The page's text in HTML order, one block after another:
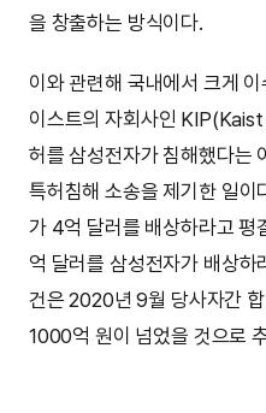
을 창출하는 방식이다.
이와 관련해 국내에서 크게
이스트의 자회사인
허를 삼성전자가 침해했다는
특허침해 소송을 제기한 일
가 4억 달러를 배상하라고 평
억 달러를 삼성전자가 배상
건은 2020년 9월 당사자간
1000억 원이 넘었을 것으로